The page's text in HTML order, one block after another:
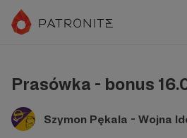
Prasówka - bonus
Szymon Pękala - Wojna